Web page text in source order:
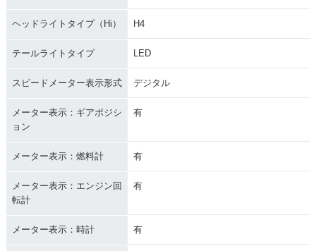
ヘッドライトタイプ（Hi） H4
テールライトタイプ LED
スピードメーター表示形式 デジタル
メーター表示：ギアポジシ
ョン
有
メーター表示：燃料計 有
メーター表示：エンジン回
転計
有
メーター表示：時計 有